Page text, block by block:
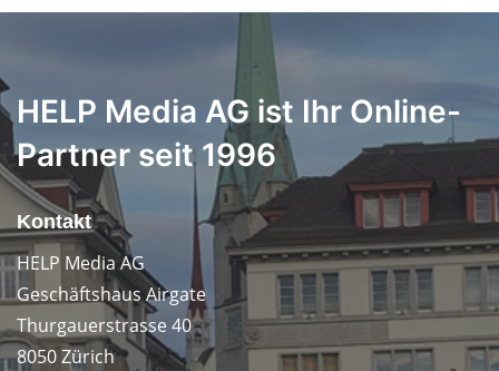
HELP Media AG ist Ihr Online-
Partner seit 1996
Kontakt
HELP Media AG
Geschäftshaus Airgate
Thurgauerstrasse 40
8050 Zürich